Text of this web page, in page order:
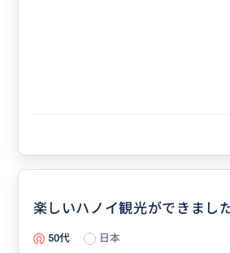
楽しいハノイ観光ができまし
50代
日本